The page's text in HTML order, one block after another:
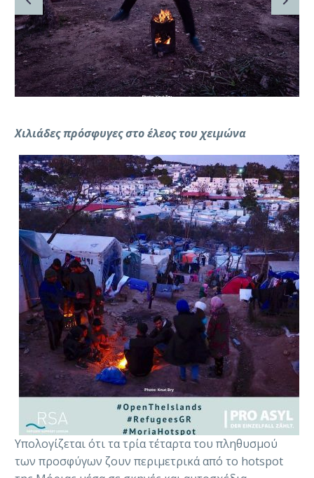
Χιλιάδες πρόσφυγες στο έλεος του χειμώνα
Υπολογίζεται ότι τα τρία τέταρτα του πληθυσμού
των προσφύγων ζουν περιμετρικά από το hotspot